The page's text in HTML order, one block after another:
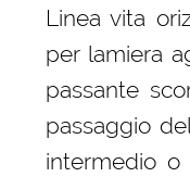
Linea vita
per lamiera
passante
passaggio
intermedio o